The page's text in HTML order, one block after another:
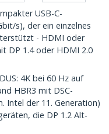
USB-C-
s), der ein einzelnes
- HDMI oder
DP 1.4 oder HDMI 2.0
4K bei 60 Hz auf
HBR3 mit DSC-
Intel der 11. Generation)
die DP 1.2 Alt-